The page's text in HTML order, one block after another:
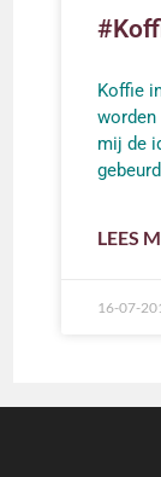
Koffie
mij de
LEES
16-07-